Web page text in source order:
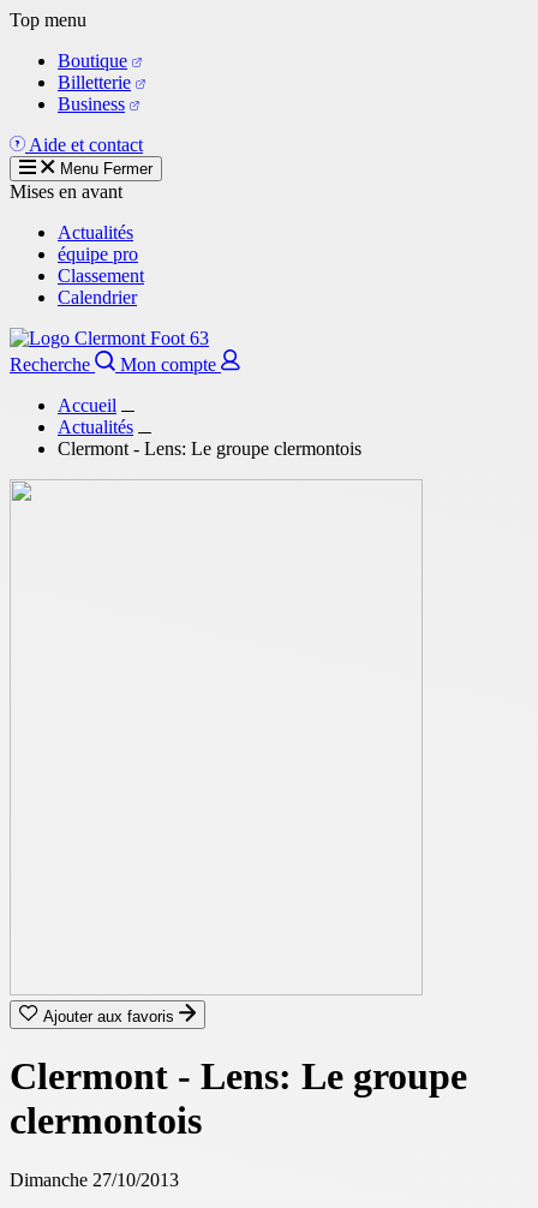
Aller
contenu
principal
Top menu
Boutique
Billetterie
Business
Aide et contact
Menu Fermer
Mises en avant
Actualités
équipe pro
Classement
Calendrier
Recherche
Mon compte
Accueil
Actualités
Clermont - Lens: Le groupe clermontois
Ajouter aux favoris
Clermont - Lens: Le groupe
clermontois
Dimanche 27/10/2013